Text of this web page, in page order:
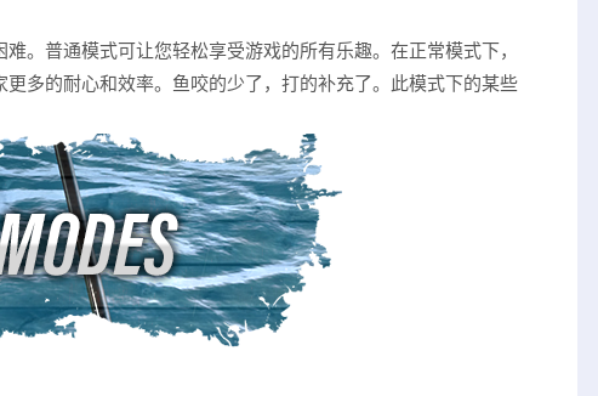
。普通模式可让您轻松享受游戏的所有乐趣。在正常模式下，
多的耐心和效率。鱼咬的少了，打的补充了。此模式下的某些